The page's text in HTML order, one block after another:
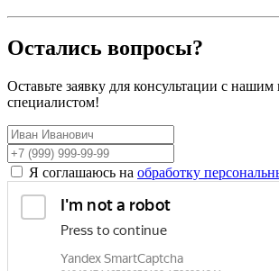
Остались вопросы?
Оставьте заявку для консультации с
специалистом!
Я соглашаюсь на обработку